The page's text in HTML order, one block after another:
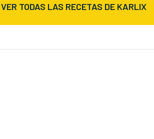
VER TODAS LAS RECETAS DE KARLIX